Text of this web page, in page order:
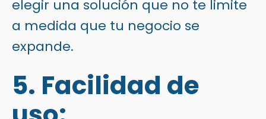
elegir una solución que no te limite
a medida que tu negocio se
expande.
5. Facilidad de